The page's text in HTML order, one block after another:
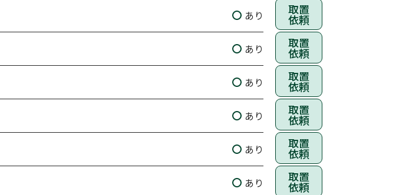
あり 取置
依頼
あり 取置
依頼
あり 取置
依頼
あり 取置
依頼
あり 取置
依頼
あり 取置
依頼